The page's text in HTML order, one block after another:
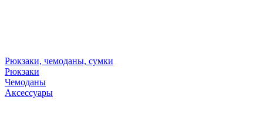
Рюкзаки, чемоданы, сумки
Рюкзаки
Чемоданы
Аксессуары